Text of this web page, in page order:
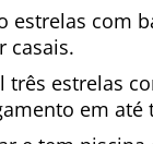
estrelas com
casais.
três estrelas
em até